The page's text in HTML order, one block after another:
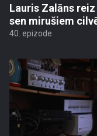
Lauris Zalāns
sen mirušiem
40. epizode